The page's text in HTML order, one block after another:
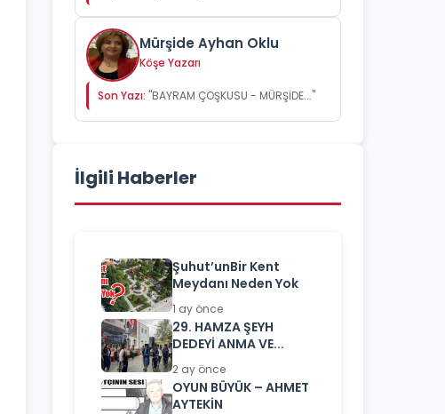
Mürşide Ayhan Oklu
Köşe Yazarı
Son Yazı: "BAYRAM ÇOŞKUSU - MÜRŞİDE..."
İlgili Haberler
Şuhut’unBir Kent
Meydanı Neden Yok
1 ay önce
29. HAMZA ŞEYH
DEDEYİ ANMA VE...
2 ay önce
OYUN BÜYÜK – AHMET
AYTEKİN